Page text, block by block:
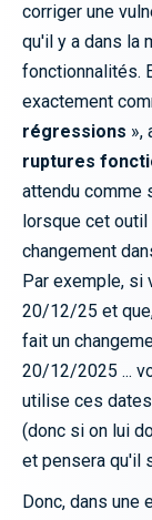
corriger une
qu'il y a dans la
fonctionnalités.
exactement
régressions »,
ruptures
attendu comme
lorsque cet
changement
Par exemple, si
20/12/25 et
fait un
20/12/2025 ...
utilise ces
(donc si on lui
et pensera qu'il
Donc, dans une